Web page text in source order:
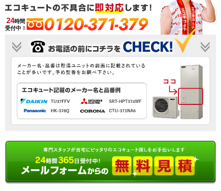
24時間
受付中！
0120-371-379